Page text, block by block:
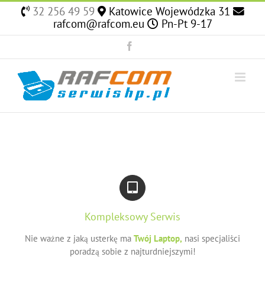
Skip
32 256 49 59
Katowice Wojewódzka 31
rafcom@rafcom.eu
Pn-Pt 9-17
Kompleksowy Serwis
Nie ważne z jaką usterkę ma Twój Laptop, nasi specjaliści
poradzą sobie z najturdniejszymi!